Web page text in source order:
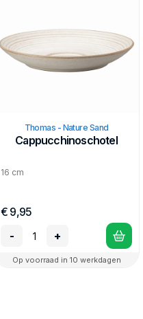
Thomas - Nature Sand
Cappucchinoschotel
16 cm
€ 9,95
-
+
Op voorraad in 10 werkdagen